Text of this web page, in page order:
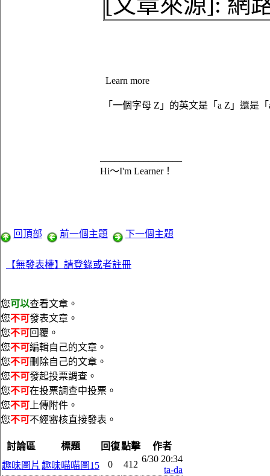
Learn more
「一個字母 Z」的英文是「a Z」還是
Hi～I'm Learner！
回頂部 前一個主題 下一個主題
【無發表權】請登錄或者註冊
您可以查看文章。
您不可發表文章。
您不可回覆。
您不可編輯自己的文章。
您不可刪除自己的文章。
您不可發起投票調查。
您不可在投票調查中投票。
您不可 上傳附件。
您不可不經審核直接發表。
討論區 標題 回復點擊
作者
趣味圖片 趣味喵喵圖15 0 412
6/30 20:34
ta-da